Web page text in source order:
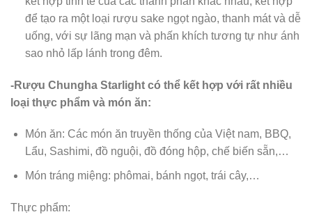
để tạo ra một loại rượu sake ngọt ngào, thanh mát và dễ
uống, với sự lãng mạn và phấn khích tương tự như ánh
sao nhỏ lấp lánh trong đêm.
-Rượu Chungha Starlight có thể kết hợp với rất nhiều
loại thực phẩm và món ăn:
Món ăn: Các món ăn truyền thống của Việt nam, BBQ,
Lẩu, Sashimi, đồ nguội, đồ đóng hộp, chế biến sẵn,…
Món tráng miệng: phômai, bánh ngọt, trái cây,…
Thực phẩm: